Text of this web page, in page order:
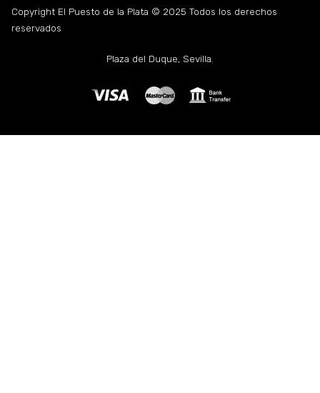
Copyright El Puesto de la Plata © 2025 Todos los derechos
reservados
Plaza del Duque, Sevilla.